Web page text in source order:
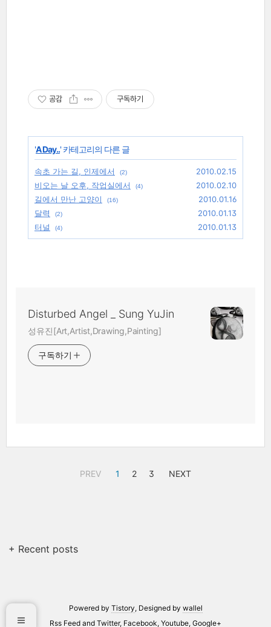
공감 구독하기
'A Day..' 카테고리의 다른 글
속초 가는 길, 인제에서 (2)
2010.02.15
비오는 날 오후, 작업실에서
(4)
2010.02.10
길에서 만난 고양이
(16)
2010.01.16
달력
(2)
2010.01.13
터널
(4) 2010.01.13
Disturbed Angel _ Sung YuJin
성유진[Art,Artist,Drawing,Painting]
구독하기
PREV 1 2 3 NEXT
+ Recent posts
Powered by Tistory, Designed by wallel
Rss Feed and Twitter, Facebook, Youtube, Google+